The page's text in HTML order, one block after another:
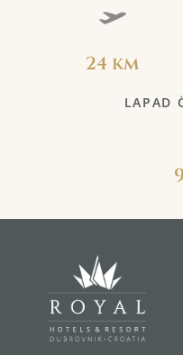
24 km
LAPAD